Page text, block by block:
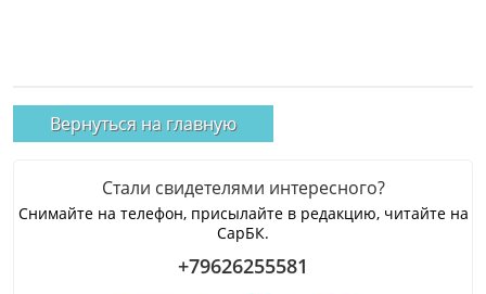
Вернуться на главную
Стали свидетелями интересного?
Снимайте на телефон, присылайте в редакцию, читайте на
СарБК.
+79626255581